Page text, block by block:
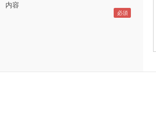
内容